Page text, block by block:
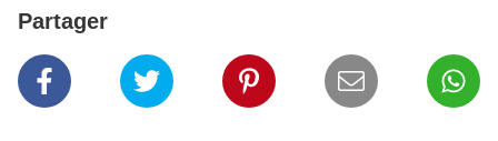
Partager